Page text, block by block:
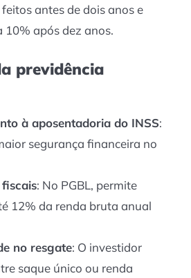
antes de dois anos e
10% após dez anos.
previdência
à aposentadoria do INSS:
segurança financeira no
: No PGBL, permite
12% da renda bruta anual
no resgate: O investidor
saque único ou renda